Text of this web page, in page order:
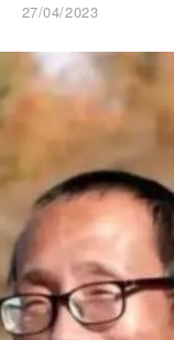
27/04/2023